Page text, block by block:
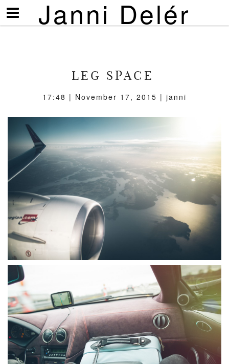
Janni Delér
Visa/göm
meny
LEG SPACE
17:48 | November 17, 2015 | janni